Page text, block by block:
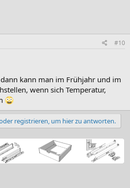
#10
kann man im Frühjahr und im
wenn sich Temperatur,
registrieren, um hier zu antworten.